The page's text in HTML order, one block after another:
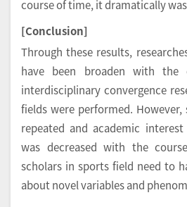
course of time, it dramatically
[Conclusion]
Through these results,
have been broaden with
interdisciplinary convergence
fields were performed. However,
repeated and academic
was decreased with the
scholars in sports field need to
about novel variables and